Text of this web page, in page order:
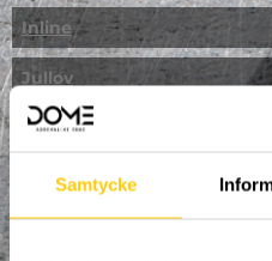
Samtycke
Inline
Jullov
Kampanj
Kickbike